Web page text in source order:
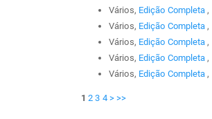
Vários, Edição Completa,
Vários, Edição Completa,
Vários, Edição Completa,
Vários, Edição Completa,
Vários, Edição Completa,
1 2 3 4 > >>